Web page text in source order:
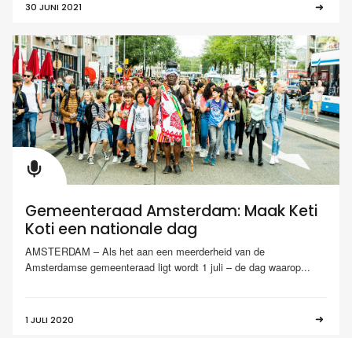
30 JUNI 2021
Gemeenteraad Amsterdam: Maak Keti
Koti een nationale dag
AMSTERDAM – Als het aan een meerderheid van de
Amsterdamse gemeenteraad ligt wordt 1 juli – de dag waarop...
1 JULI 2020